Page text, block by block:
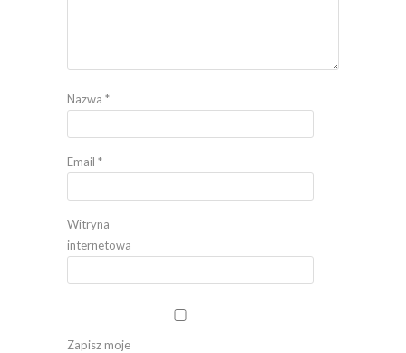
Nazwa *
Email *
Witryna
internetowa
Zapisz moje